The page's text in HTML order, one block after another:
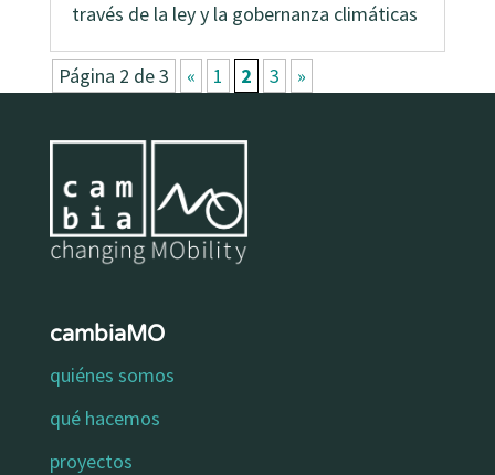
través de la ley y la gobernanza climáticas
Página 2 de 3 « 1 2 3 »
cambiaMO
quiénes somos
qué hacemos
proyectos